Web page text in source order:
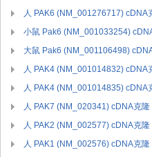
人 PAK6 (NM_001276717) cDNA
小鼠 Pak6 (NM_001033254)
大鼠 Pak6 (NM_001106498)
人 PAK4 (NM_001014832) cDNA
人 PAK4 (NM_001014835) cDNA
人 PAK7 (NM_020341) cDNA克隆
人 PAK2 (NM_002577) cDNA克隆
人 PAK1 (NM_002576) cDNA克隆